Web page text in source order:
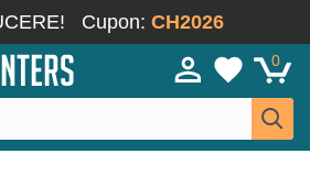
Cupon: CH2026
0